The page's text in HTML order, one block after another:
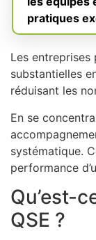
pratiques
Les entreprises
substantielles
réduisant les
En se
systématique.
performance
Qu’est-
QSE ?